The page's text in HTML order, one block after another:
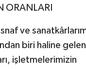
ORANLARI
ve
biri haline
işletmelerimizin